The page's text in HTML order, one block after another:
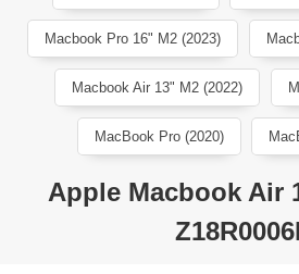
Macbook Pro 16" M2 (2023)
Macbook Air 13" M2 (2022)
MacBook Pro (2020)
Apple Macbook Air